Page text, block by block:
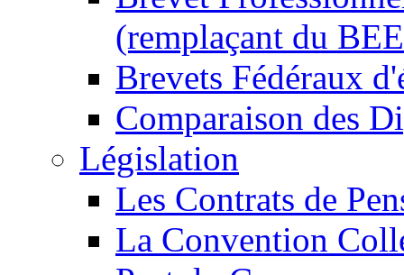
(remplaçant du
Brevets Fédéraux
Comparaison des
Législation
Les Contrats de
La Convention